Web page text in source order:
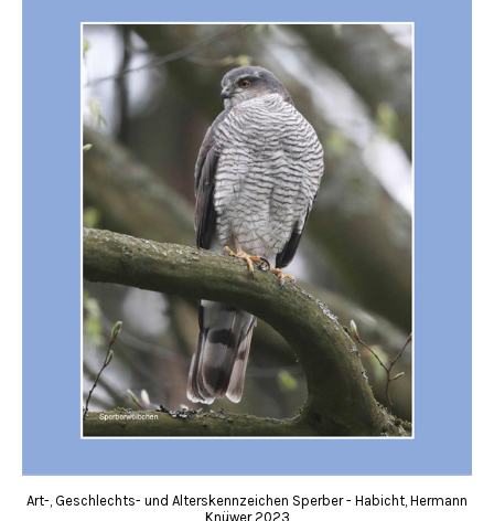
Art-, Geschlechts- und Alterskennzeichen Sperber - Habicht, Hermann
Knüwer 2023